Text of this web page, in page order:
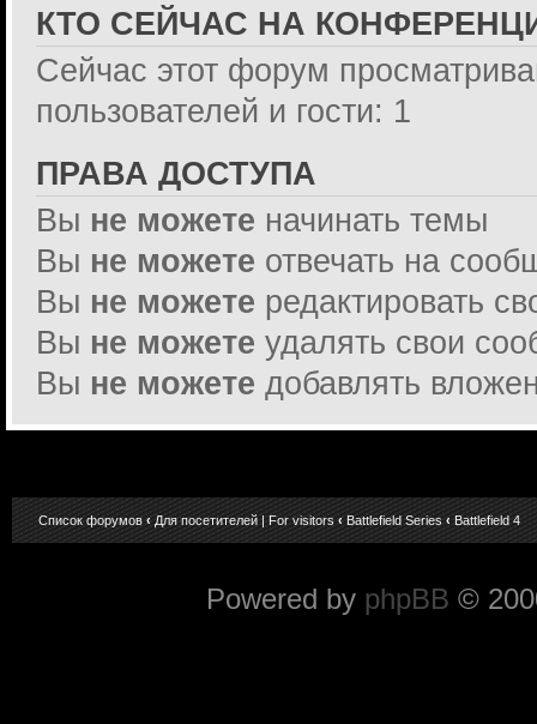
КТО СЕЙЧАС НА
Сейчас этот форум
пользователей и гости: 1
ПРАВА ДОСТУПА
Вы не можете начинать темы
Вы не можете отвечать на
Вы не можете редактировать
Вы не можете удалять свои
Вы не можете добавлять
Список форумов ‹ Для посетителей | For visitors ‹ Battlefield Series ‹ Battlefield 4
Powered by phpBB ©